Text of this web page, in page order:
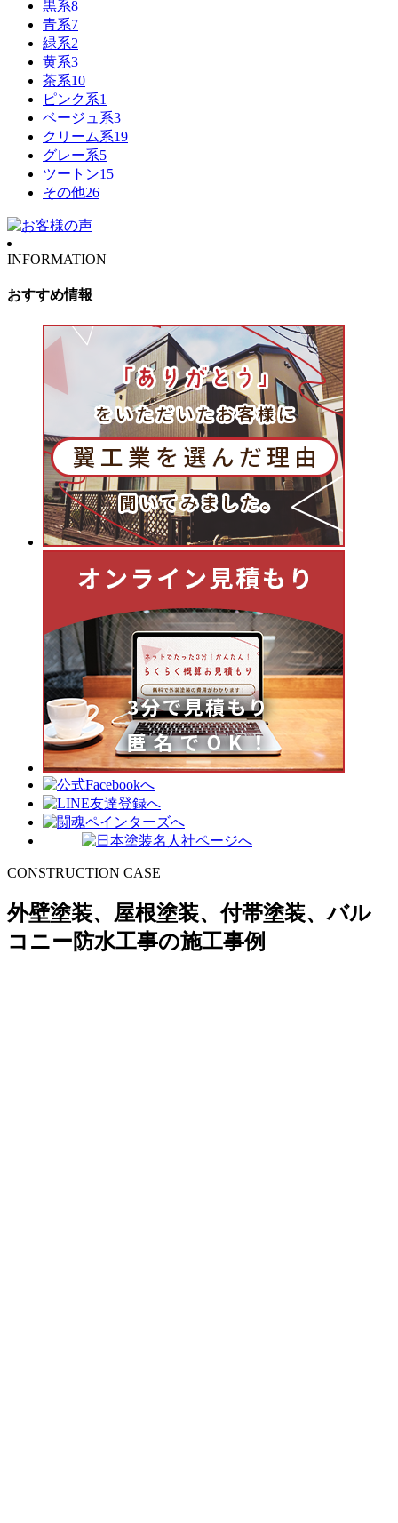
黒系8
青系7
緑系2
黄系3
茶系10
ピンク系1
ベージュ系3
クリーム系19
グレー系5
ツートン15
その他26
INFORMATION
おすすめ情報
CONSTRUCTION CASE
外壁塗装、屋根塗装、付帯塗装、バル
コニー防水工事の施工事例